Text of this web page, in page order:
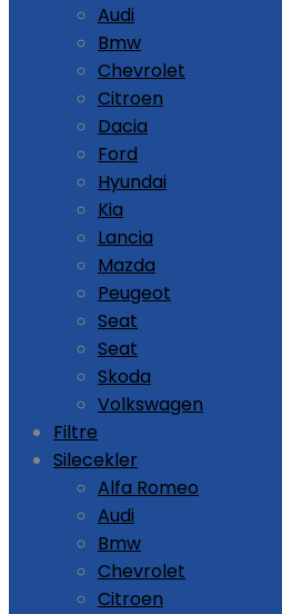
Audi
Bmw
Chevrolet
Citroen
Dacia
Ford
Hyundai
Kia
Lancia
Mazda
Peugeot
Seat
Seat
Skoda
Volkswagen
Filtre
Silecekler
Alfa Romeo
Audi
Bmw
Chevrolet
Citroen